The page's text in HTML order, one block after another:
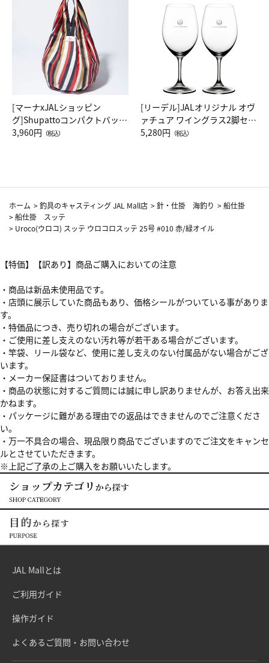
[マーナxJALショッピン
グ]Shupattoコンパクトバッグ
Drop JAL客室乗務員（LC）ス
3,960円 （税込）
[リーデル]JALオリジナル オヴ
ァチュア ワイングラス2脚セッ
ト（レッドワイン）
5,280円 （税込）
ホーム >釣具のキャスティング JAL Mall店 >針・仕掛 海釣り >船仕掛
>船仕掛 スッテ
> Uroco(ウロコ) スッテ ウロコロスッテ 25号 #010 赤/緑オイル
【特価】【訳あり】商品ご購入においての注意
・商品は新品未使用品です。
・店頭に展示していた商品もあり、価格シールがついている事がありま
す。
・特価品につき、売り切れの場合がございます。
・ご使用に差し支えのない汚れ等が若干ある場合がございます。
・竿袋、リール袋など、使用に差し支えのない付属品がない場合がござ
います。
・メーカー保証書はついておりません。
・商品の状態に対するご質問には誠に申し訳ありませんが、お答え出来
かねます。
・パッケージに難がある理由での返品はできませんのでご注意くださ
い。
・万一不具合の場合、現品限り商品でございますのでご注文をキャンセ
ルとさせていただきます。
※上記ご了承の上ご購入をお願いいたします。
JAL Mallとは
ご利用ガイド
操作ガイド
よくあるご質問・お問い合わせ